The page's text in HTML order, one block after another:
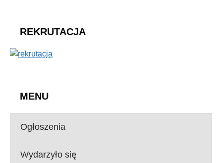
REKRUTACJA
MENU
Ogłoszenia
Wydarzyło się